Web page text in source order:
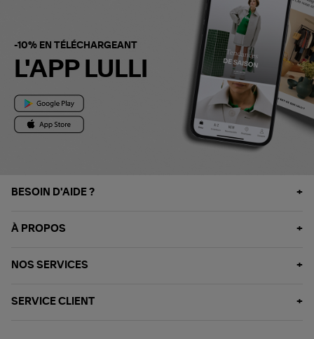
-10% EN TÉLÉCHARGEANT
L'APP LULLI
BESOIN D'AIDE ?
À PROPOS
NOS SERVICES
SERVICE CLIENT